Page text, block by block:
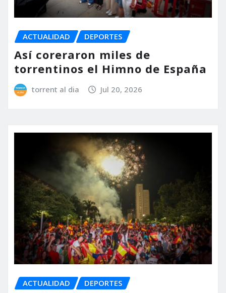
ACTUALIDAD DEPORTES
Así coreraron miles de
torrentinos el Himno de España
torrent al dia Jul 20, 2026
ACTUALIDAD DEPORTES